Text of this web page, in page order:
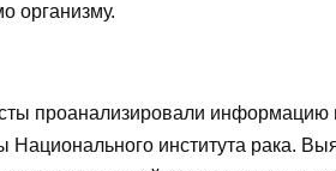
организму.
проанализировали информацию
Национального института рака.